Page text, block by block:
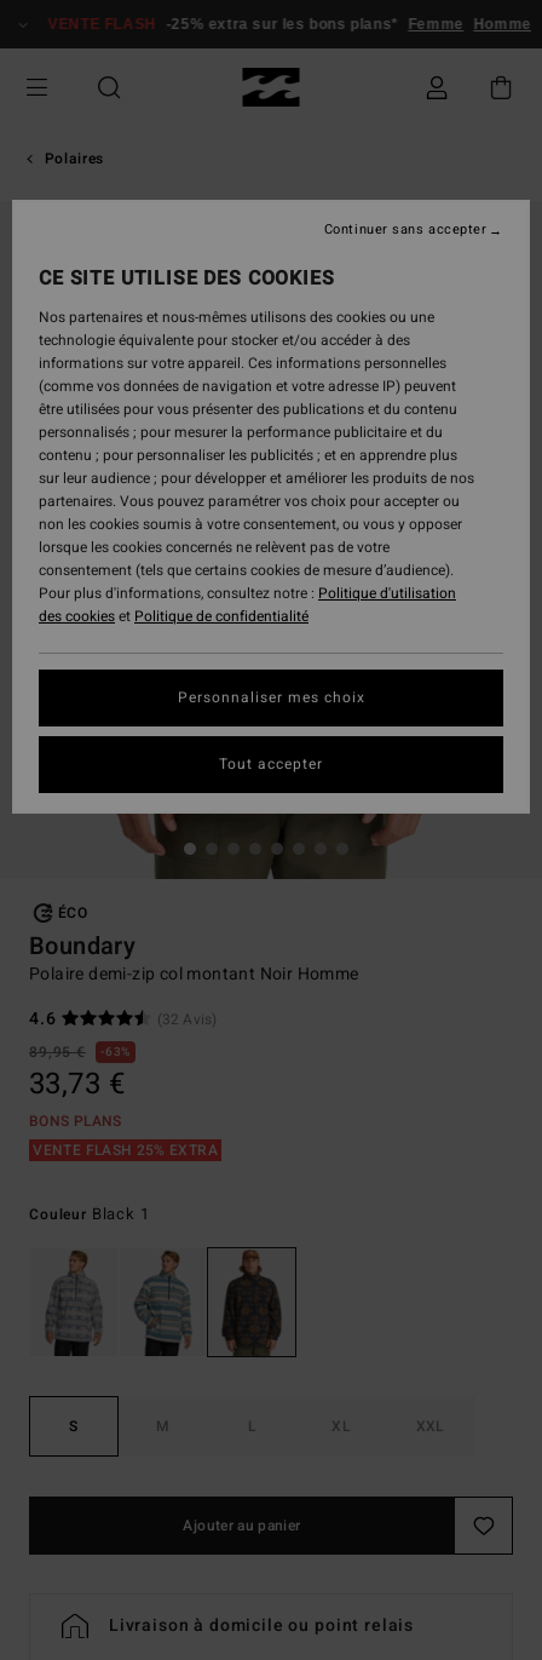
VENTE FLASH -25% extra sur les bons plans* Femme Homme
Polaires
ÉCO
Boundary
Polaire demi-zip col montant Noir Homme
4.6
(32 Avis)
89,95 €
63%
33,73 €
BONS PLANS
VENTE FLASH 25% EXTRA
Couleur Black 1
S M L XL XXL
Ajouter au panier
Livraison à domicile ou point relais
CE SITE UTILISE DES COOKIES
Nos partenaires et nous-mêmes utilisons des cookies ou une
technologie équivalente pour stocker et/ou accéder à des
informations sur votre appareil. Ces informations personnelles
(comme vos données de navigation et votre adresse IP) peuvent
être utilisées pour vous présenter des publications et du contenu
personnalisés ; pour mesurer la performance publicitaire et du
contenu ; pour personnaliser les publicités ; et en apprendre plus
sur leur audience ; pour développer et améliorer les produits de nos
partenaires. Vous pouvez paramétrer vos choix pour accepter ou
non les cookies soumis à votre consentement, ou vous y opposer
lorsque les cookies concernés ne relèvent pas de votre
consentement (tels que certains cookies de mesure d’audience).
Pour plus d'informations, consultez notre : Politique d'utilisation
des cookieset Politique de confidentialité
Personnaliser mes choix
Continuer sans accepter
Tout accepter